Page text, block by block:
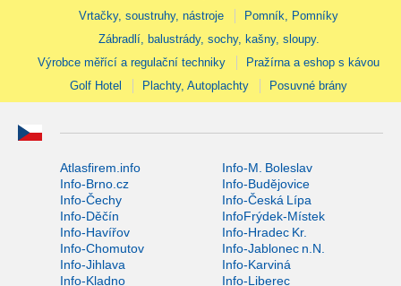
Vrtačky, soustruhy, nástroje
Pomník, Pomníky
Zábradlí, balustrády, sochy, kašny, sloupy.
Výrobce měřící a regulační techniky
Pražírna a eshop s kávou
Golf Hotel
Plachty, Autoplachty Posuvné brány
Atlasfirem.info
Info-M. Boleslav
Info-Brno.cz
Info-Budějovice
Info-Čechy
Info-Česká Lípa
Info-Děčín
InfoFrýdek-Místek
Info-Havířov
Info-Hradec Kr.
Info-Chomutov
Info-Jablonec n.N.
Info-Jihlava
Info-Karviná
Info-Kladno
Info-Liberec